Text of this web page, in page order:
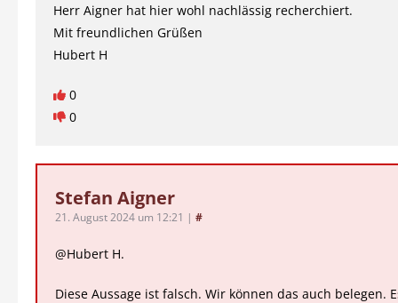
Herr Aigner hat hier wohl nachlässig recherchiert.
Mit freundlichen Grüßen
Hubert H
0
0
Stefan Aigner
21. August 2024 um 12:21 | #
@Hubert H.
Diese Aussage ist falsch. Wir können das auch belegen.